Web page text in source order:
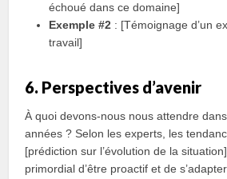
échoué dans ce domaine]
Exemple #2 : [Témoignage d’un
travail]
6. Perspectives d’avenir
À quoi devons-nous nous attendre
années ? Selon les experts, les
[prédiction sur l’évolution de la
primordial d’être proactif et de